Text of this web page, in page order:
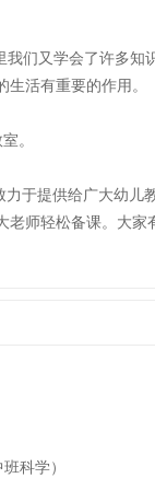
又学会了许多知
活有重要的作用。
。
力于提供给广大幼儿
老师轻松备课。大
科学）